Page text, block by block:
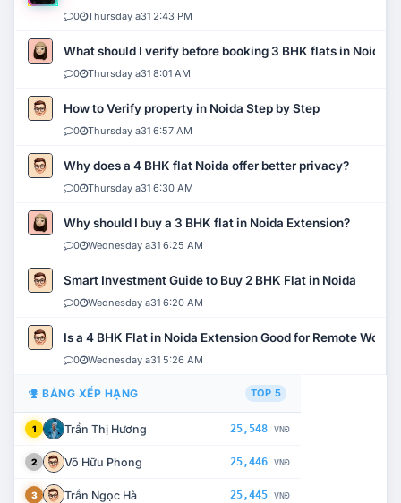
0 Thursday a31 2:43 PM
What should I verify before booking 3 BHK flats in Noida?
0 Thursday a31 8:01 AM
How to Verify property in Noida Step by Step
0 Thursday a31 6:57 AM
Why does a 4 BHK flat Noida offer better privacy?
0 Thursday a31 6:30 AM
Why should I buy a 3 BHK flat in Noida Extension?
0 Wednesday a31 6:25 AM
Smart Investment Guide to Buy 2 BHK Flat in Noida
0 Wednesday a31 6:20 AM
Is a 4 BHK Flat in Noida Extension Good for Remote Work?
0 Wednesday a31 5:26 AM
BẢNG XẾP HẠNG TOP 5
1 Trần Thị Hương 25,548 VNĐ
2 Võ Hữu Phong 25,446 VNĐ
3 Trần Ngọc Hà 25,445 VNĐ